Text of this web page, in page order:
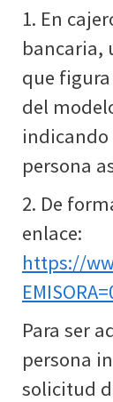
1. En
bancaria,
que
del
indicando
persona
2. De
enlace:
https://
Para ser
persona
solicitud